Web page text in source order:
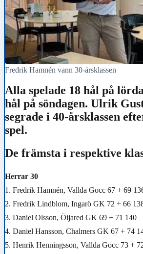
Fredrik Hamnén vann 30-årsklassen
Alla spelade 18 hål på
hål på söndagen. Ulrik
segrade i 40-årsklassen
spel.
De främsta i respektive
Herrar 30
1. Fredrik Hamnén, Vallda Gocc 67 + 69
2. Fredrik Lindblom, Ingarö GK 72 + 66
3. Daniel Olsson, Öijared GK 69 + 71 140
4. Daniel Hansson, Chalmers GK 67 + 74
5. Henrik Henningsson, Vallda Gocc 73 +